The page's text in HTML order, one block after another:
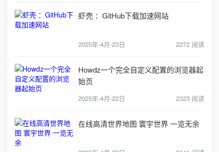
虾壳 ：GitHub下载加速网站
2025年-4月-23日 2272 阅读
Howdz一个完全自定义配置的浏览器起
始页
2025年-4月-22日 2323 阅读
在线高清世界地图 寰宇世界 一览无余